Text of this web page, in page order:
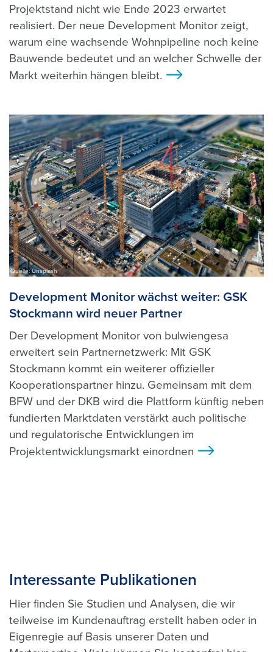
Projektstand nicht wie Ende 2023 erwartet
realisiert. Der neue Development Monitor zeigt,
warum eine wachsende Wohnpipeline noch keine
Bauwende bedeutet und an welcher Schwelle der
Markt weiterhin hängen bleibt.
Quelle: Unsplash
Development Monitor wächst weiter: GSK
Stockmann wird neuer Partner
Der Development Monitor von bulwiengesa
erweitert sein Partnernetzwerk: Mit GSK
Stockmann kommt ein weiterer offizieller
Kooperationspartner hinzu. Gemeinsam mit dem
BFW und der DKB wird die Plattform künftig neben
fundierten Marktdaten verstärkt auch politische
und regulatorische Entwicklungen im
Projektentwicklungsmarkt einordnen
Interessante Publikationen
Hier finden Sie Studien und Analysen, die wir
teilweise im Kundenauftrag erstellt haben oder in
Eigenregie auf Basis unserer Daten und